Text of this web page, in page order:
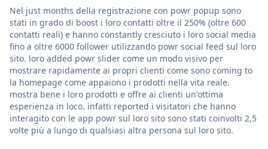
Nel just months della registrazione con powr popup sono
stati in grado di boost i loro contatti oltre il 250% (oltre 600
contatti reali) e hanno constantly cresciuto i loro social media
fino a oltre 6000 follower utilizzando powr social feed sul loro
sito. loro added powr slider come un modo visivo per
mostrare rapidamente ai propri clienti come sono coming to
la homepage come appaiono i prodotti nella vita reale.
mostra bene i loro prodotti e offre ai clienti un'ottima
esperienza in loco. infatti reported i visitatori che hanno
interagito con le app powr sul loro sito sono stati coinvolti 2,5
volte più a lungo di qualsiasi altra persona sul loro sito.